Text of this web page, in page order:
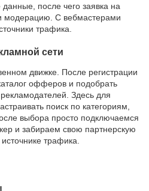
после чего заявка на
модерацию. С вебмастерами
трафика.
сети
движке. После регистрации
офферов и подобрать
Здесь для
поиск по категориям,
выбора просто подключаемся
и забираем свою партнерскую
трафика.